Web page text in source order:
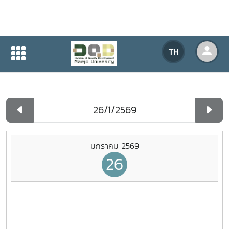
TH
ปฏิทินกิจกรรมของหน่วยงาน
ปฏิทินกิจกรรมของหน่วยงาน
มกราคม 2569
26